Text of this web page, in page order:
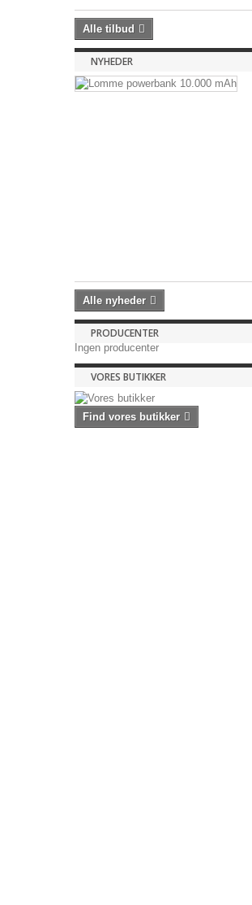
Alle tilbud
NYHEDER
Alle nyheder
PRODUCENTER
Ingen producenter
VORES BUTIKKER
Find vores butikker